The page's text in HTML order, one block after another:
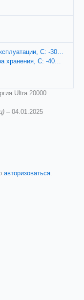
С: -30…
хранения, С: -40…
Ultra 20000
– 04.01.2025
авторизоваться.